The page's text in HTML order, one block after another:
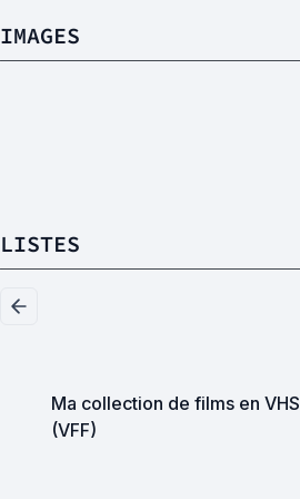
IMAGES
LISTES
Ma collection de films en VHS
(VFF)